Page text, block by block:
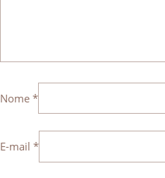
Nome *
E-mail *